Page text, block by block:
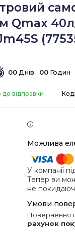
Qmax
00 Днів 00 Годин
до відправки Код:
У компанії
Тепер ви
не
повернення
рахунок